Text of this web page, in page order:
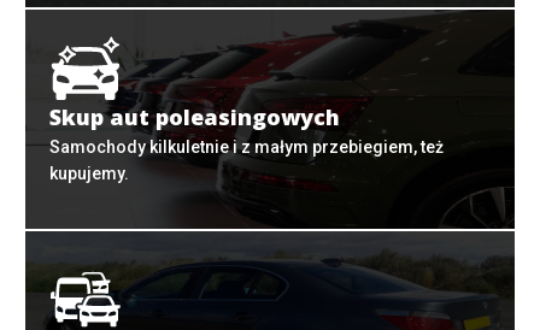
Skup aut poleasingowych
Samochody kilkuletnie i z małym przebiegiem, też
kupujemy.